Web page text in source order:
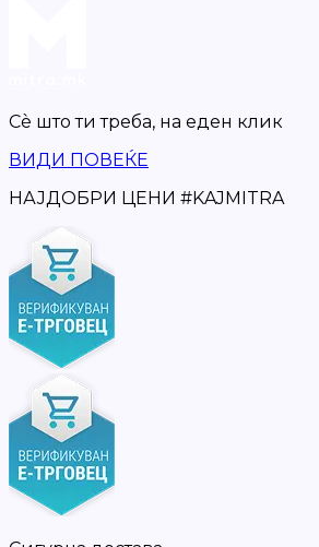
Сè што ти треба, на еден клик
ВИДИ ПОВЕЌЕ
НАЈДОБРИ ЦЕНИ #KAJMITRA